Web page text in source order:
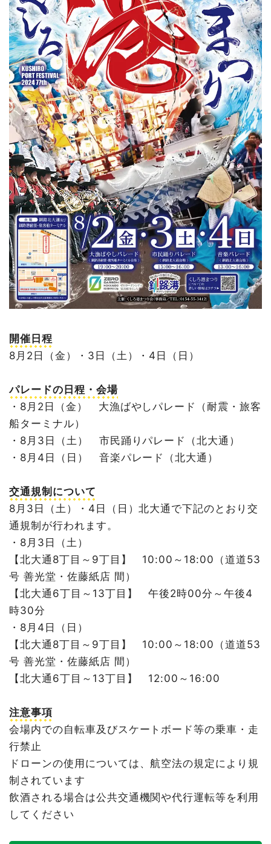
開催日程
8月2日（金）・3日（土）・4日（日）
パレードの日程・会場
・8月2日（金） 大漁ばやしパレード（耐震・旅客
船ターミナル）
・8月3日（土） 市民踊りパレード（北大通）
・8月4日（日） 音楽パレード（北大通）
交通規制について
8月3日（土）・4日（日）北大通で下記のとおり交
通規制が行われます。
・8月3日（土）
【北大通8丁目～9丁目】 10:00～18:00（道道53
号 善光堂・佐藤紙店 間）
【北大通6丁目～13丁目】 午後2時00分～午後4
時30分
・8月4日（日）
【北大通8丁目～9丁目】 10:00～18:00（道道53
号 善光堂・佐藤紙店 間）
【北大通6丁目～13丁目】 12:00～16:00
注意事項
会場内での自転車及びスケートボード等の乗車・走
行禁止
ドローンの使用については、航空法の規定により規
制されています
飲酒される場合は公共交通機関や代行運転等を利用
してください